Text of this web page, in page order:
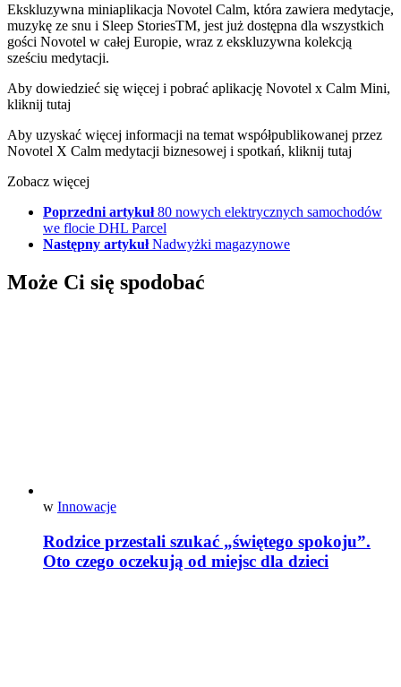
Ekskluzywna miniaplikacja Novotel Calm, która zawiera medytacje,
muzykę ze snu i Sleep StoriesTM, jest już dostępna dla wszystkich
gości Novotel w całej Europie, wraz z ekskluzywna kolekcją
sześciu medytacji.
Aby dowiedzieć się więcej i pobrać aplikację Novotel x Calm Mini,
kliknij tutaj
Aby uzyskać więcej informacji na temat współpublikowanej przez
Novotel X Calm medytacji biznesowej i spotkań, kliknij tutaj
Zobacz więcej
Poprzedni artykuł 80 nowych elektrycznych samochodów
we flocie DHL Parcel
Następny artykuł Nadwyżki magazynowe
Może Ci się spodobać
w Innowacje
Rodzice przestali szukać „świętego spokoju”.
Oto czego oczekują od miejsc dla dzieci